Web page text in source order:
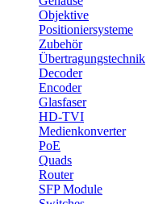
Objektive
Positioniersysteme
Zubehör
Übertragungstechnik
Decoder
Encoder
Glasfaser
HD-TVI
Medienkonverter
PoE
Quads
Router
SFP Module